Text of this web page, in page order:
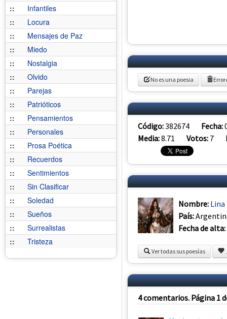
::
Infantiles
::
Locura
::
Mensajes de Paz
::
Miedo
::
Nostalgia
::
Olvido
::
Parejas
::
Patrióticos
::
Pensamientos
::
Personales
::
Prosa Poética
::
Recuerdos
::
Sentimientos
::
Sin Clasificar
::
Soledad
::
Sueños
::
Surrealistas
::
Tristeza
No es una poesia
Código:382674 Fecha:
Media:8.71 Votos: 7
Nombre: Lina
País:
Fecha de alta:
Ver todas sus poesías
4 comentarios. Página 1